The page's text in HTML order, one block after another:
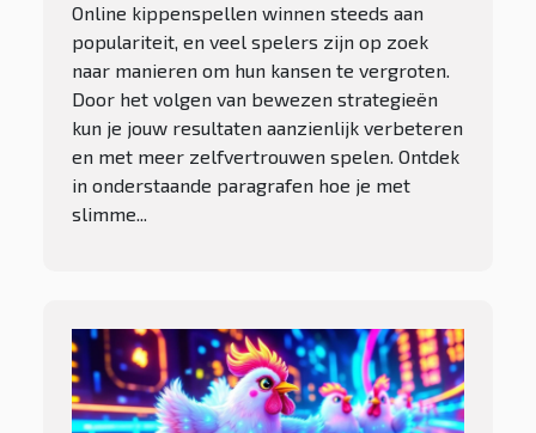
Online kippenspellen winnen steeds aan
populariteit, en veel spelers zijn op zoek
naar manieren om hun kansen te vergroten.
Door het volgen van bewezen strategieën
kun je jouw resultaten aanzienlijk verbeteren
en met meer zelfvertrouwen spelen. Ontdek
in onderstaande paragrafen hoe je met
slimme...